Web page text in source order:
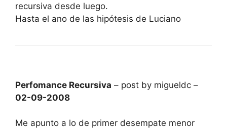
recursiva desde luego.
Hasta el ano de las hipótesis de Luciano
Perfomance Recursiva – post by migueldc –
02-09-2008
Me apunto a lo de primer desempate menor